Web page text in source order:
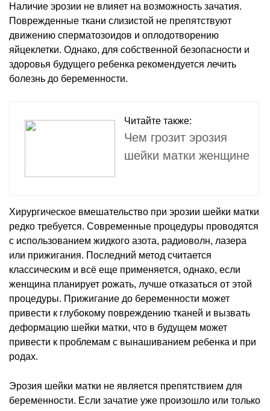
Наличие эрозии не влияет на возможность зачатия.
Поврежденные ткани слизистой не препятствуют
движению сперматозоидов и оплодотворению
яйцеклетки. Однако, для собственной безопасности и
здоровья будущего ребенка рекомендуется лечить
болезнь до беременности.
Читайте также:
Чем грозит эрозия
шейки матки женщине
Хирургическое вмешательство при эрозии шейки матки
редко требуется. Современные процедуры проводятся
с использованием жидкого азота, радиоволн, лазера
или прижигания. Последний метод считается
классическим и всё еще применяется, однако, если
женщина планирует рожать, лучше отказаться от этой
процедуры. Прижигание до беременности может
привести к глубокому повреждению тканей и вызвать
деформацию шейки матки, что в будущем может
привести к проблемам с вынашиванием ребенка и при
родах.
Эрозия шейки матки не является препятствием для
беременности. Если зачатие уже произошло или только